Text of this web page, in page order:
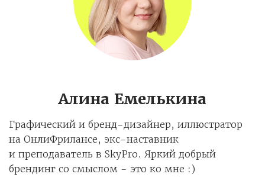
Алина Емелькина
Графический и бренд-дизайнер, иллюстратор
на ОнлиФрилансе, экс-наставник
и преподаватель в SkyPro. Яркий добрый
брендинг со смыслом - это ко мне :)